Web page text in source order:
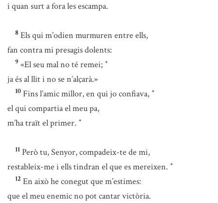
i quan surt a fora les escampa.
8 Els qui m’odien murmuren entre ells,
fan contra mi presagis dolents:
9 «El seu mal no té remei; *
ja és al llit i no se n’alçarà.»
10 Fins l’amic millor, en qui jo confiava, *
el qui compartia el meu pa,
m’ha traït el primer. *
11 Però tu, Senyor, compadeix-te de mi,
restableix-me i ells tindran el que es mereixen. *
12 En això he conegut que m’estimes:
que el meu enemic no pot cantar victòria.